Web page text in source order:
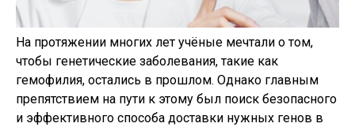
На протяжении многих лет учёные мечтали о том,
чтобы генетические заболевания, такие как
гемофилия, остались в прошлом. Однако главным
препятствием на пути к этому был поиск безопасного
и эффективного способа доставки нужных генов в